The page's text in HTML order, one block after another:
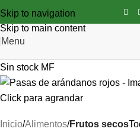
Skip to navigation
Skip to main content
Menu
Sin stock MF
Click para agrandar
Inicio Alimentos Frutos secos